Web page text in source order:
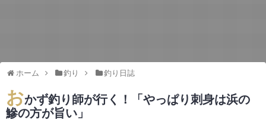
ホーム 釣り 釣り日誌
おかず釣り師が行く！「やっぱり刺身は浜の
鰺の方が旨い」